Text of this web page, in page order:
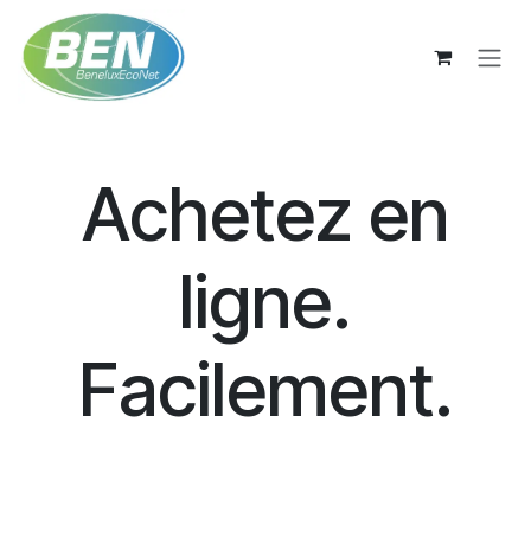
Se rendre au contenu
Achetez en
ligne.
Facilement.